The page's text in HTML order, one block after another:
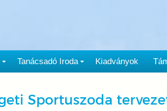
Tanácsadó Iroda Kiadványok
Sportuszoda